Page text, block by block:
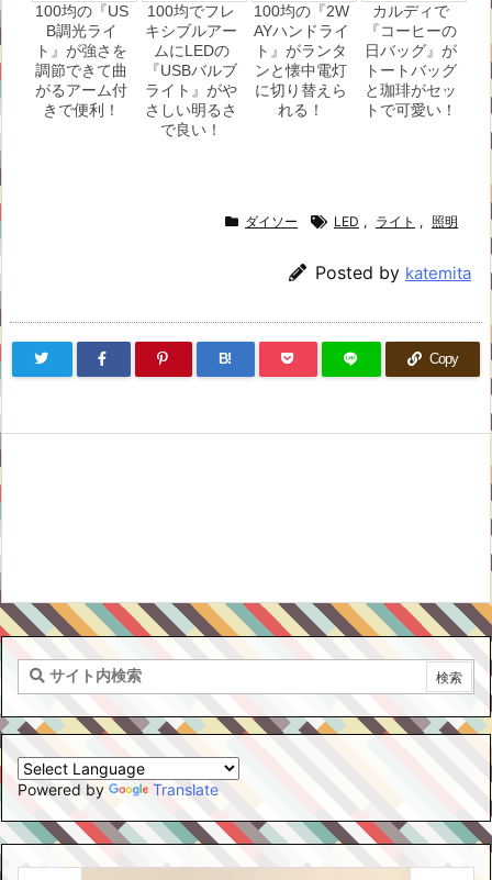
100均の『US
B調光ライ
ト』が強さを
調節できて曲
がるアーム付
きで便利！
100均でフレ
キシブルアー
ムにLEDの
『USBバルブ
ライト』がや
さしい明るさ
で良い！
100均の『2W
AYハンドライ
ト』がランタ
ンと懐中電灯
に切り替えら
れる！
カルディで
『コーヒーの
日バッグ』が
トートバッグ
と珈琲がセッ
トで可愛い！
ダイソー LED , ライト , 照明
Posted by katemita
B! Copy
Powered by Translate